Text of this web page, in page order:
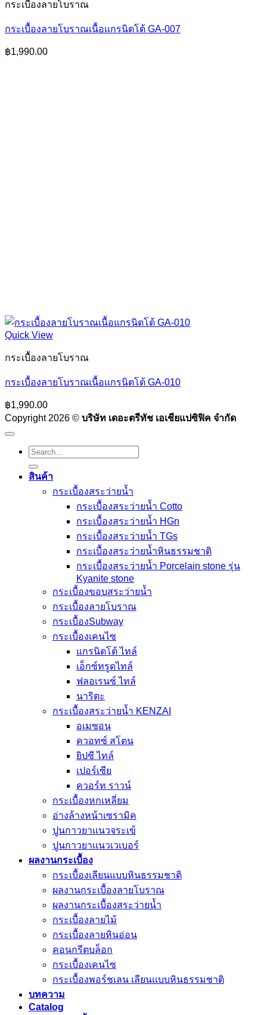
กระเบื้องลายโบราณ
กระเบื้องลายโบราณเนื้อแกรนิตโต้ GA-007
฿1,990.00
Quick View
กระเบื้องลายโบราณ
กระเบื้องลายโบราณเนื้อแกรนิตโต้ GA-010
฿1,990.00
Copyright 2026 © บริษัท เดอะตรีทัช เอเชียแปซิฟิค จำกัด
Search
for:
สินค้า
กระเบื้องสระว่ายนํ้า
กระเบื้องสระว่ายน้ำ Cotto
กระเบื้องสระว่ายน้ำ HGn
กระเบื้องสระว่ายน้ำ TGs
กระเบื้องสระว่ายน้ำหินธรรมชาติ
กระเบื้องสระว่ายนํ้า Porcelain stone รุ่น
Kyanite stone
กระเบื้องขอบสระว่ายน้ำ
กระเบื้องลายโบราณ
กระเบื้องSubway
กระเบื้องเคนไซ
แกรนิตโต้ ไทล์
เอ็กซ์ทรูดไทล์
ฟลอเรนซ์ ไทล์
นาริตะ
กระเบื้องสระว่ายน้ำ KENZAI
อเมซอน
ควอทซ์ สโตน
ยิปซี ไทล์
เปอร์เซีย
ควอร์ท ราวน์
กระเบื้องหกเหลี่ยม
อ่างล้างหน้าเซรามิค
ปูนกาวยาเเนวจระเข้
ปูนกาวยาเเนวเวเบอร์
ผลงานกระเบื้อง
กระเบื้องเลียนแบบหินธรรมชาติ
ผลงานกระเบื้องลายโบราณ
ผลงานกระเบื้องสระว่ายนํ้า
กระเบื้องลายไม้
กระเบื้องลายหินอ่อน
คอนกรีตบล็อก
กระเบื้องเคนไซ
กระเบื้องพอร์ชเลน เลียนเเบบหินธรรมชาติ
บทความ
Catalog